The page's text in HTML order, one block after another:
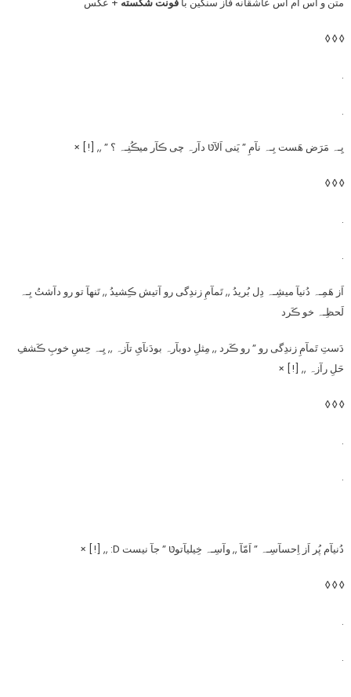
◊ ◊ ◊
.
.
یِـہ مَرَض هَست بِـہ نآمِ ” یَنی اَلآטּ دآرہ چی ڪآر میڪُنِـہ ؟ ” ,, [!] ×
◊ ◊ ◊
.
.
اَز هَمِـہ دُنیآ میشِـہ دِل بُریدُ ,, تَمآمِ زندِگی رو آتیش ڪِشیدُ ,, تَنهآ تو رو دآشتُ بِـہ
لَحظِـہ خو ڪَرد
دَستِ تَمآمِ زندِگی رو ” رو ڪَرد ,, مِثلِ دوبآرہ بودَنآیِ تآزہ ,, یِـہ حِسِ خوبِ ڪَشفِ
حَلِ رآزہ ,, [!] ×
◊ ◊ ◊
.
.
دُنیآم پُر اَز اِحسآسِـہ ” اَمّآ ,, وآسِـہ خِیلیآتوטּ ” جآ نیست D: ,, [!] ×
◊ ◊ ◊
.
.